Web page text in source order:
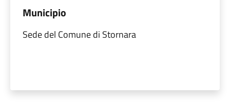
Municipio
Sede del Comune di Stornara